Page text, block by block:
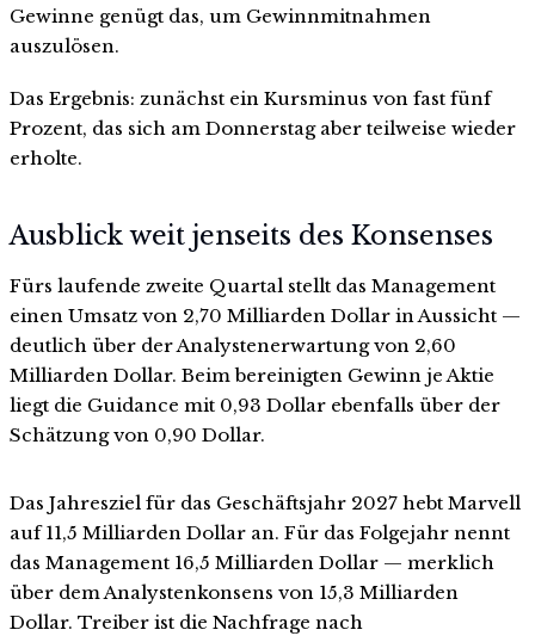
Gewinne genügt das, um Gewinnmitnahmen
auszulösen.
Das Ergebnis: zunächst ein Kursminus von fast fünf
Prozent, das sich am Donnerstag aber teilweise wieder
erholte.
Ausblick weit jenseits des Konsenses
Fürs laufende zweite Quartal stellt das Management
einen Umsatz von 2,70 Milliarden Dollar in Aussicht —
deutlich über der Analystenerwartung von 2,60
Milliarden Dollar. Beim bereinigten Gewinn je Aktie
liegt die Guidance mit 0,93 Dollar ebenfalls über der
Schätzung von 0,90 Dollar.
Das Jahresziel für das Geschäftsjahr 2027 hebt Marvell
auf 11,5 Milliarden Dollar an. Für das Folgejahr nennt
das Management 16,5 Milliarden Dollar — merklich
über dem Analystenkonsens von 15,3 Milliarden
Dollar. Treiber ist die Nachfrage nach